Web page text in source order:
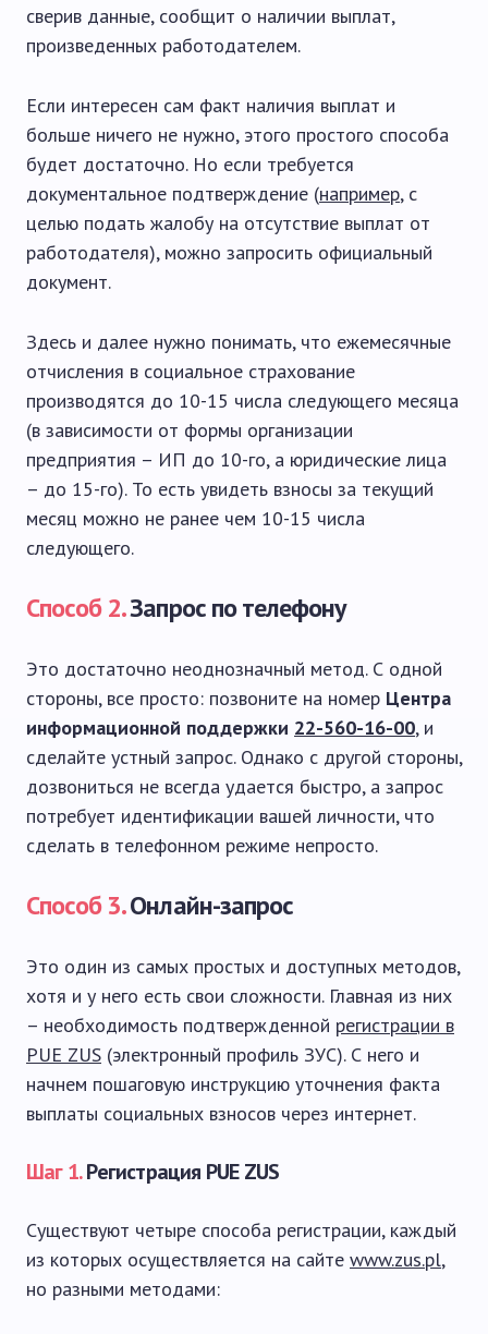
сверив данные, сообщит о наличии выплат,
произведенных работодателем.
Если интересен сам факт наличия выплат и
больше ничего не нужно, этого простого способа
будет достаточно. Но если требуется
документальное подтверждение (например, с
целью подать жалобу на отсутствие выплат от
работодателя), можно запросить официальный
документ.
Здесь и далее нужно понимать, что ежемесячные
отчисления в социальное страхование
производятся до 10-15 числа следующего месяца
(в зависимости от формы организации
предприятия – ИП до 10-го, а юридические лица
– до 15-го). То есть увидеть взносы за текущий
месяц можно не ранее чем 10-15 числа
следующего.
Способ 2.Запрос по телефону
Это достаточно неоднозначный метод. С одной
стороны, все просто: позвоните на номер Центра
информационной поддержки 22-560-16-00, и
сделайте устный запрос. Однако с другой стороны,
дозвониться не всегда удается быстро, а запрос
потребует идентификации вашей личности, что
сделать в телефонном режиме непросто.
Способ 3.Онлайн-запрос
Это один из самых простых и доступных методов,
хотя и у него есть свои сложности. Главная из них
– необходимость подтвержденной регистрации в
PUE ZUS (электронный профиль ЗУС). С него и
начнем пошаговую инструкцию уточнения факта
выплаты социальных взносов через интернет.
Шаг 1.Регистрация PUE ZUS
Существуют четыре способа регистрации, каждый
из которых осуществляется на сайте www.zus.pl,
но разными методами: